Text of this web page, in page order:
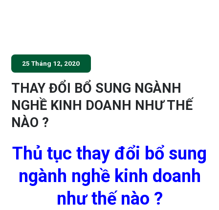
25 Tháng 12, 2020
THAY ĐỔI BỔ SUNG NGÀNH
NGHỀ KINH DOANH NHƯ THẾ
NÀO ?
Thủ tục thay đổi bổ sung
ngành nghề kinh doanh
như thế nào ?